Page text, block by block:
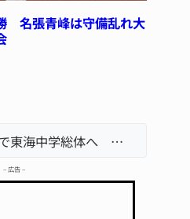
名張青峰は守備乱れ大
リレーで東海中学総体へ 伊賀・名張
– 広告 –